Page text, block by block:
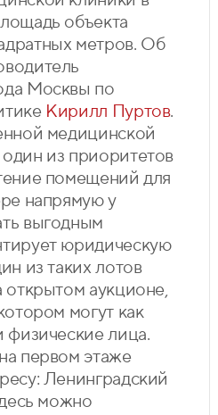
объекта
метров. Об
Москвы по
Кирилл Пуртов.
медицинской
из приоритетов
помещений для
напрямую у
выгодным
юридическую
из таких лотов
открытом аукционе,
могут как
физические лица.
первом этаже
Ленинградский
можно